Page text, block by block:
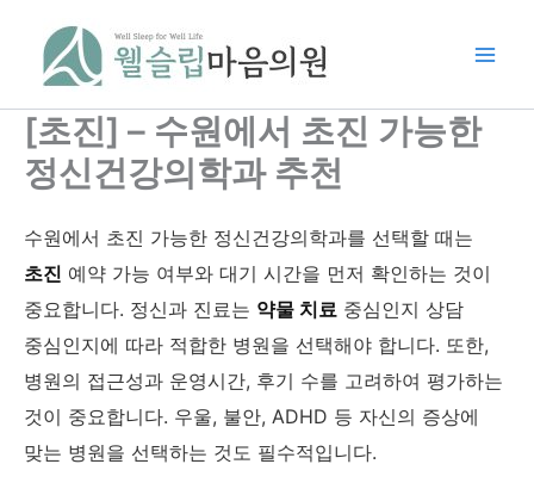
[초진] – 수원에서 초진 가능한
정신건강의학과 추천
수원에서 초진 가능한 정신건강의학과를 선택할 때는
초진 예약 가능 여부와 대기 시간을 먼저 확인하는 것이
중요합니다. 정신과 진료는 약물 치료 중심인지 상담
중심인지에 따라 적합한 병원을 선택해야 합니다. 또한,
병원의 접근성과 운영시간, 후기 수를 고려하여 평가하는
것이 중요합니다. 우울, 불안, ADHD 등 자신의 증상에
맞는 병원을 선택하는 것도 필수적입니다.